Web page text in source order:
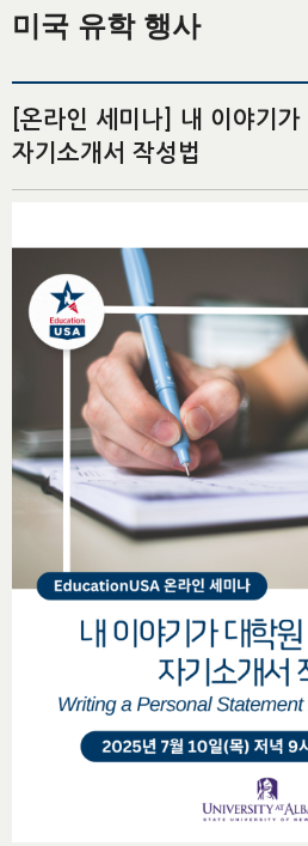
미국 유학 행사
[온라인 세미나] 내 이야기
자기소개서 작성법